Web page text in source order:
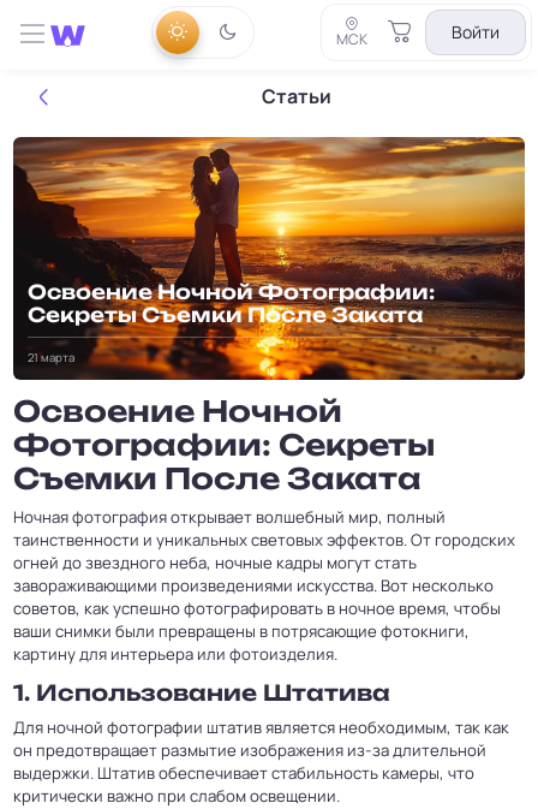
МСК Войти
Статьи
Освоение Ночной Фотографии:
Секреты Съемки После Заката
21 марта
Освоение Ночной
Фотографии: Секреты
Съемки После Заката
Ночная фотография открывает волшебный мир, полный
таинственности и уникальных световых эффектов. От городских
огней до звездного неба, ночные кадры могут стать
завораживающими произведениями искусства. Вот несколько
советов, как успешно фотографировать в ночное время, чтобы
ваши снимки были превращены в потрясающие фотокниги,
картину для интерьера или фотоизделия.
1. Использование Штатива
Для ночной фотографии штатив является необходимым, так как
он предотвращает размытие изображения из-за длительной
выдержки. Штатив обеспечивает стабильность камеры, что
критически важно при слабом освещении.